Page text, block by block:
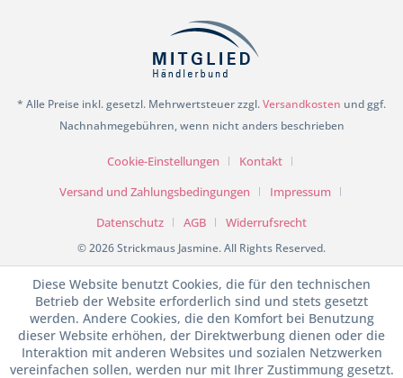
* Alle Preise inkl. gesetzl. Mehrwertsteuer zzgl.Versandkosten und ggf.
Nachnahmegebühren, wenn nicht anders beschrieben
Cookie-Einstellungen
Kontakt
Versand und Zahlungsbedingungen
Impressum
Datenschutz
AGB Widerrufsrecht
© 2026 Strickmaus Jasmine. All Rights Reserved.
Diese Website benutzt Cookies, die für den technischen
Betrieb der Website erforderlich sind und stets gesetzt
werden. Andere Cookies, die den Komfort bei Benutzung
dieser Website erhöhen, der Direktwerbung dienen oder die
Interaktion mit anderen Websites und sozialen Netzwerken
vereinfachen sollen, werden nur mit Ihrer Zustimmung gesetzt.